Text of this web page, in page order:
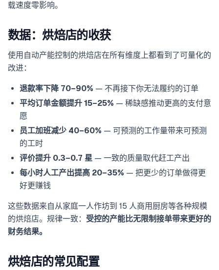
载速度零影响。
数据：烘焙店的收获
使用自动产能控制的烘焙店在所有维度上都看到了可量化的
改进：
退款率下降 70–90% — 不再接下你无法履约的订单
平均订单金额提升 15–25% — 稀缺感推动更高的支付意
愿
员工加班减少 40–60% — 可预测的工作量带来可预测
的工时
评价提升 0.3–0.7 星 — 一致的质量取代赶工产出
每小时人工产出提高 20–35% — 把更少的订单做得更
好更赚钱
这些数据来自从家庭一人作坊到 15 人商用厨房等各种规模
的烘焙店。规律一致： 受控的产能比无限制接单带来更好的
财务结果。
烘焙店的常见配置